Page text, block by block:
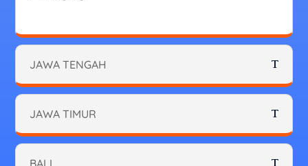
JAWA TENGAH
JAWA TIMUR
BALI